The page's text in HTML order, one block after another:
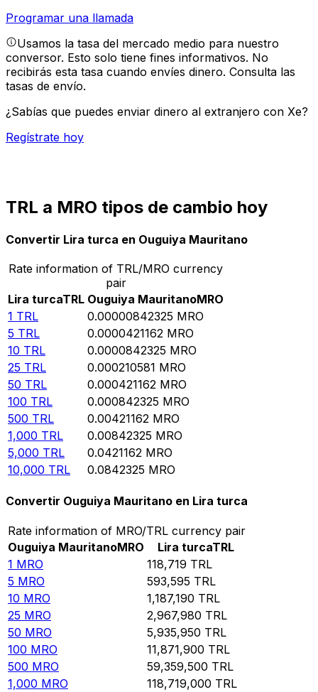
Programar una llamada
Usamos la tasa del mercado medio para nuestro
conversor. Esto solo tiene fines informativos. No
recibirás esta tasa cuando envíes dinero. Consulta las
tasas de envío.
¿Sabías que puedes enviar dinero al extranjero con Xe?
Regístrate hoy
TRL a MRO tipos de cambio hoy
Convertir Lira turca en Ouguiya Mauritano
Rate information of TRL/MRO currency
pair
Lira turcaTRL Ouguiya MauritanoMRO
1 TRL 0.00000842325 MRO
5 TRL 0.0000421162 MRO
10 TRL 0.0000842325 MRO
25 TRL 0.000210581 MRO
50 TRL 0.000421162 MRO
100 TRL 0.000842325 MRO
500 TRL 0.00421162 MRO
1,000 TRL 0.00842325 MRO
5,000 TRL 0.0421162 MRO
10,000 TRL 0.0842325 MRO
Convertir Ouguiya Mauritano en Lira turca
Rate information of MRO/TRL currency pair
Ouguiya MauritanoMRO Lira turcaTRL
1 MRO 118,719 TRL
5 MRO 593,595 TRL
10 MRO 1,187,190 TRL
25 MRO 2,967,980 TRL
50 MRO 5,935,950 TRL
100 MRO 11,871,900 TRL
500 MRO 59,359,500 TRL
1,000 MRO 118,719,000 TRL